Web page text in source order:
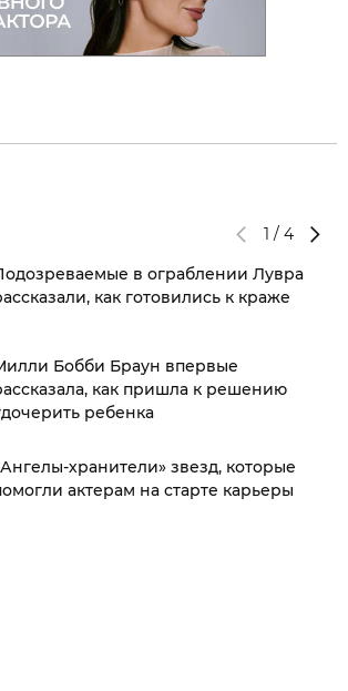
1 / 4
в ограблении Лувра
как готовились к краже
Бобби Браун впервые
как пришла к решению
ребенка
хранители» звезд, которые
актерам на старте карьеры